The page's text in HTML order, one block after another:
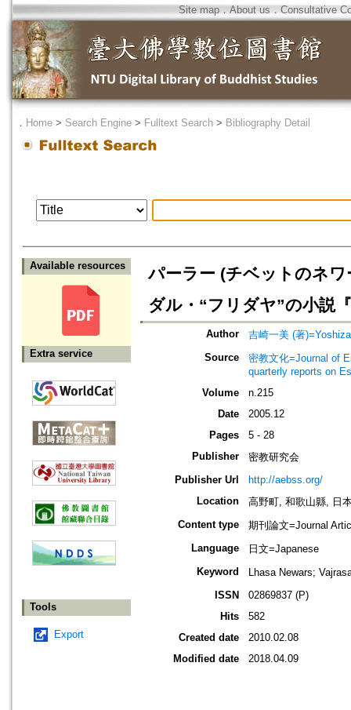
Site map．About us ． Consultative
． Home > Search Engine > Fulltext Search > Bibliography Detail
Available resources
Extra service
Tools
Export
パーラー (チベットのネ
ダル・“フリダヤ”の小説
Author
吉崎一美 (著
Source
密教文化=Journal of
quarterly reports on
Volume
n.215
Date
2005.12
Pages
5 - 28
Publisher
密教研究会
Publisher Url
http://aebss.org/
Location
高野町, 和歌山縣, 日
Content type
期刊論文=Journal
Language
日文=Japanese
Keyword
Lhasa Newars;
ISSN
02869837 (P)
Hits
582
Created date
2010.02.08
Modified date
2018.04.09